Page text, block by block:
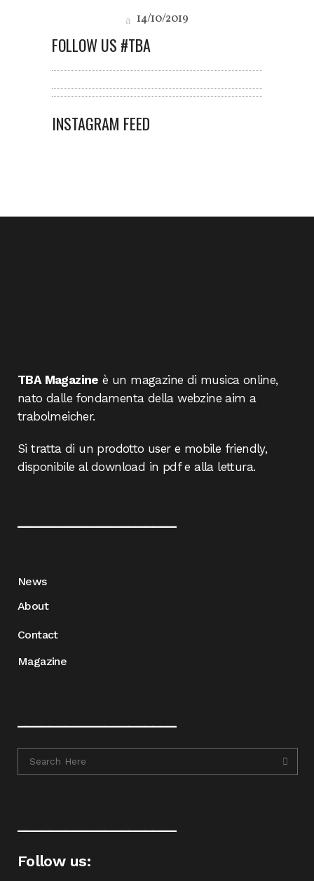
14/10/2019
FOLLOW US #TBA
INSTAGRAM FEED
TBA Magazine è un magazine di musica online,
nato dalle fondamenta della webzine aim a
trabolmeicher.
Si tratta di un prodotto user e mobile friendly,
disponibile al download in pdf e alla lettura.
News
About
Contact
Magazine
Follow us: